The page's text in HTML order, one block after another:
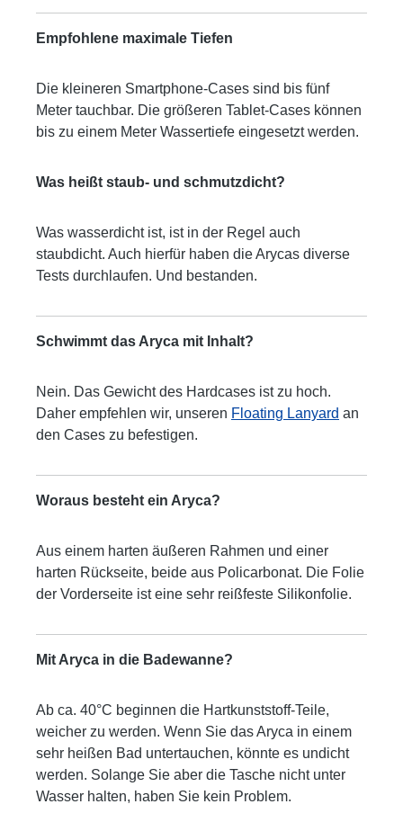
Empfohlene maximale Tiefen
Die kleineren Smartphone-Cases sind bis fünf
Meter tauchbar. Die größeren Tablet-Cases können
bis zu einem Meter Wassertiefe eingesetzt werden.
Was heißt staub- und schmutzdicht?
Was wasserdicht ist, ist in der Regel auch
staubdicht. Auch hierfür haben die Arycas diverse
Tests durchlaufen. Und bestanden.
Schwimmt das Aryca mit Inhalt?
Nein. Das Gewicht des Hardcases ist zu hoch.
Daher empfehlen wir, unseren Floating Lanyard an
den Cases zu befestigen.
Woraus besteht ein Aryca?
Aus einem harten äußeren Rahmen und einer
harten Rückseite, beide aus Policarbonat. Die Folie
der Vorderseite ist eine sehr reißfeste Silikonfolie.
Mit Aryca in die Badewanne?
Ab ca. 40°C beginnen die Hartkunststoff-Teile,
weicher zu werden. Wenn Sie das Aryca in einem
sehr heißen Bad untertauchen, könnte es undicht
werden. Solange Sie aber die Tasche nicht unter
Wasser halten, haben Sie kein Problem.